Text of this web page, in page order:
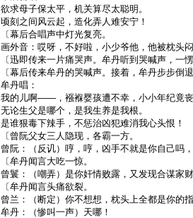
欲求母子保太平，机关算尽太聪明。
顷刻之间风云起，造化弄人难安宁！
〔幕后合唱声中灯光复亮。
画外音：哎呀，不好啦，小少爷他，他被枕头
〔迅即传来一片痛哭声。牟丹听到哭喊声，一
〔幕后传来牟丹的哭喊声。接着，牟丹步步倒
牟丹唱：
我的儿啊——，襁褓婴孩遭不幸，小小年纪竟
无论生父是哪个，是我生养是我根。
是谁狠毒下辣手，不惩治凶犯难消我心头恨！
〔曾阮父女三人隐现，各霸一方。
曾阮：（反讥）哼，哼，凶手不就是你自己吗
〔牟丹闻言大吃一惊。
曾鬟：（嘲弄）是你奸情败露，又发现合谋家
〔牟丹闻言头痛欲裂。
曾兰：（断定）你不想想，枕头上全都是你的
牟丹：（惨叫一声）天哪！